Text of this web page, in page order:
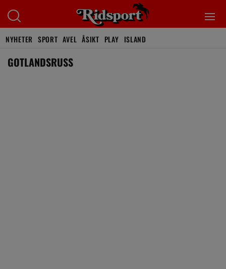
NYHETER SPORT AVEL ÅSIKT PLAY ISLAND
GOTLANDSRUSS